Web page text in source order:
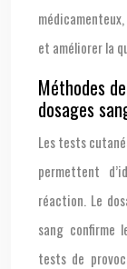
et améliorer la
Méthodes
dosages
Les tests
permettent
réaction. Le
sang confirme
tests de